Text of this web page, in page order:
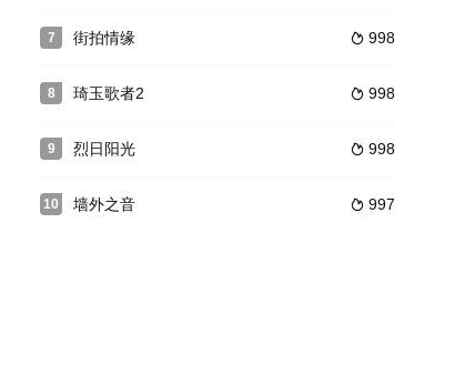
7  998
街拍情缘
8  998
琦玉歌者2
9  998
烈日阳光
10  997
墙外之音